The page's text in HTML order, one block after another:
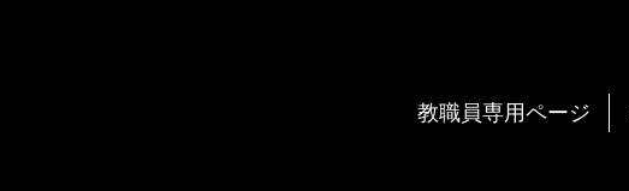
教職員専用ページ